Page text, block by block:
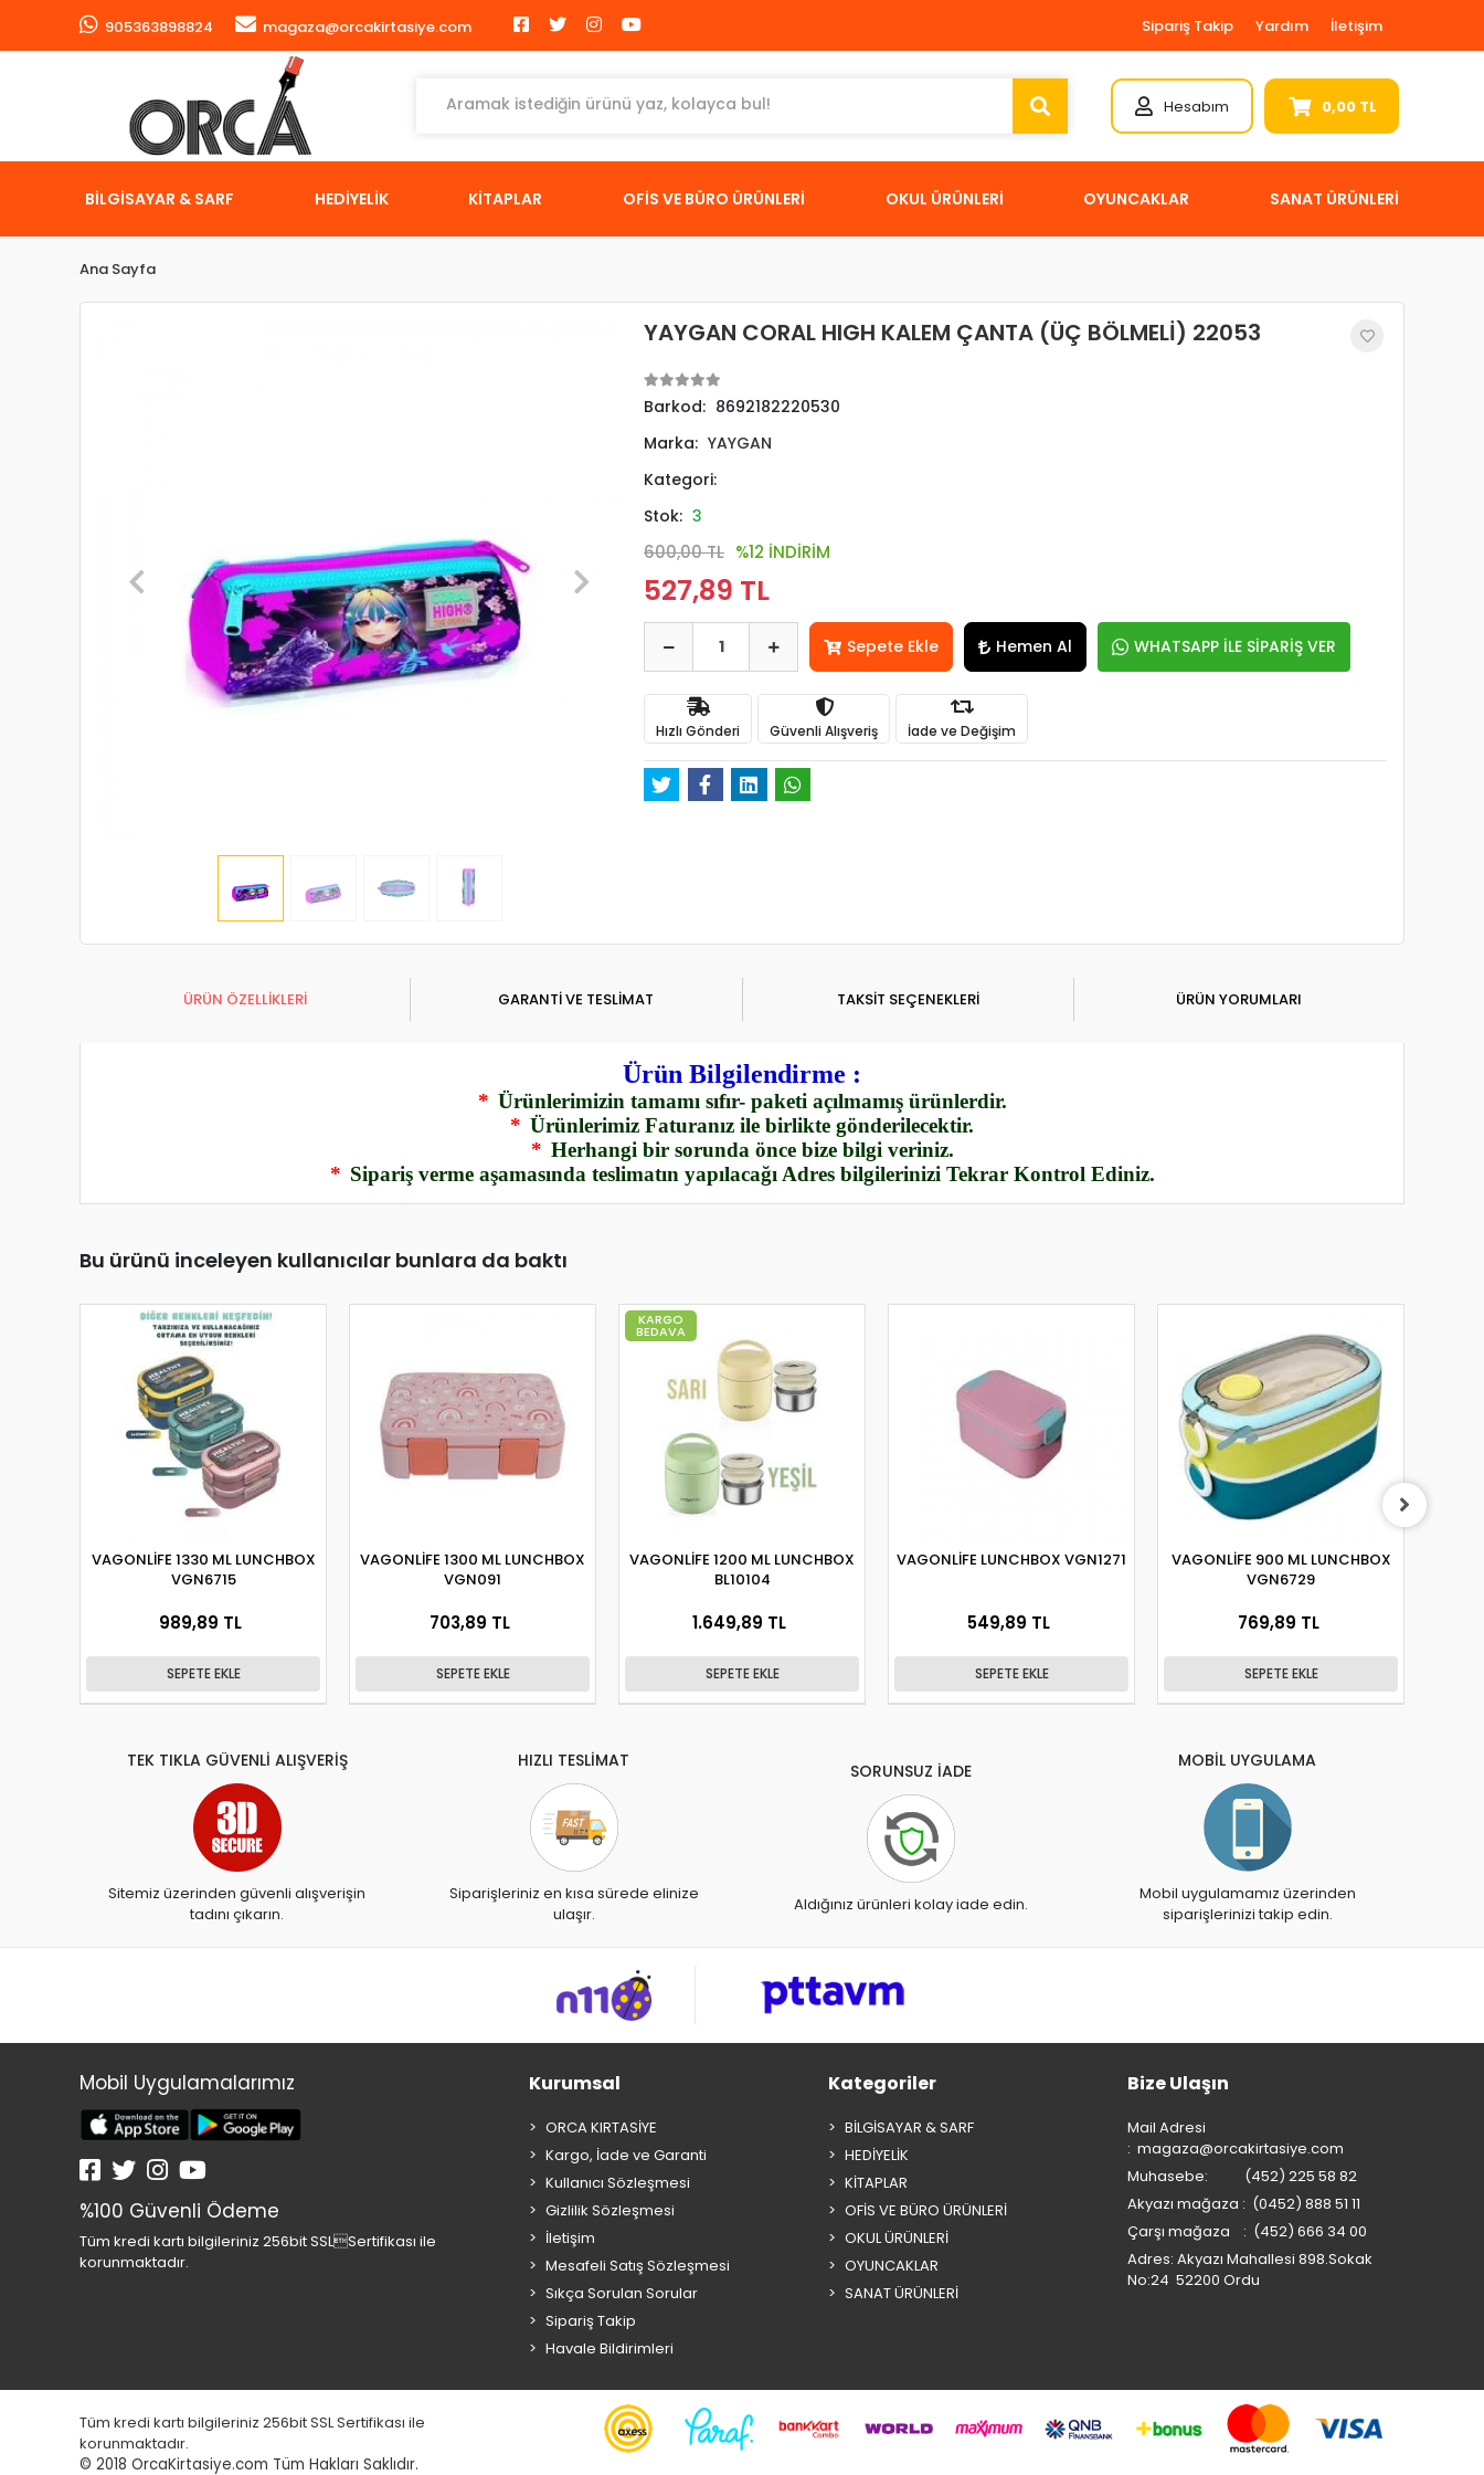
905363898824 magaza@orcakirtasiye.com Sipariş Takip Yardım İletişim
Hesabım 0,00 TL
BİLGİSAYAR & SARF HEDİYELİK KİTAPLAR OFİS VE BÜRO ÜRÜNLERİ OKUL ÜRÜNLERİ OYUNCAKLAR SANAT ÜRÜNLERİ
Ana Sayfa
YAYGAN CORAL HIGH KALEM ÇANTA (ÜÇ BÖLMELİ) 22053
Barkod: 8692182220530
Marka: YAYGAN
Kategori:
Stok: 3
600,00 TL %12 İNDİRİM
527,89 TL
Sepete Ekle Hemen Al WHATSAPP İLE SİPARİŞ VER
Hızlı Gönderi Güvenli Alışveriş İade ve Değişim
ÜRÜN ÖZELLİKLERİ GARANTİ VE TESLİMAT TAKSİT SEÇENEKLERİ ÜRÜN YORUMLARI
Ürün Bilgilendirme :
* Ürünlerimizin tamamı sıfır- paketi açılmamış ürünlerdir.
* Ürünlerimiz Faturanız ile birlikte gönderilecektir.
* Herhangi bir sorunda önce bize bilgi veriniz.
* Sipariş verme aşamasında teslimatın yapılacağı Adres bilgilerinizi Tekrar Kontrol Ediniz.
Bu ürünü inceleyen kullanıcılar bunlara da baktı
VAGONLİFE 1330 ML LUNCHBOX
VGN6715
989,89 TL
SEPETE EKLE
VAGONLİFE 1300 ML LUNCHBOX
VGN091
703,89 TL
SEPETE EKLE
KARGO
BEDAVA
VAGONLİFE 1200 ML LUNCHBOX
BL10104
1.649,89 TL
SEPETE EKLE
VAGONLİFE LUNCHBOX VGN1271
549,89 TL
SEPETE EKLE
VAGONLİFE 900 ML LUNCHBOX
VGN6729
769,89 TL
SEPETE EKLE
TEK TIKLA GÜVENLİ ALIŞVERİŞ
Sitemiz üzerinden güvenli alışverişin
tadını çıkarın.
HIZLI TESLİMAT
Siparişleriniz en kısa sürede elinize
ulaşır.
SORUNSUZ İADE
Aldığınız ürünleri kolay iade edin.
MOBİL UYGULAMA
Mobil uygulamamız üzerinden
siparişlerinizi takip edin.
Mobil Uygulamalarımız
%100 Güvenli Ödeme
Tüm kredi kartı bilgileriniz 256bit SSLSertifikası ile
korunmaktadır.
Kurumsal
ORCA KIRTASİYE
Kargo, İade ve Garanti
Kullanıcı Sözleşmesi
Gizlilik Sözleşmesi
İletişim
Mesafeli Satış Sözleşmesi
Sıkça Sorulan Sorular
Sipariş Takip
Havale Bildirimleri
Kategoriler
BİLGİSAYAR & SARF
HEDİYELİK
KİTAPLAR
OFİS VE BÜRO ÜRÜNLERİ
OKUL ÜRÜNLERİ
OYUNCAKLAR
SANAT ÜRÜNLERİ
Bize Ulaşın
Mail Adresi
: magaza@orcakirtasiye.com
Muhasebe: (452) 225 58 82
Akyazı mağaza : (0452) 888 51 11
Çarşı mağaza : (452) 666 34 00
Adres: Akyazı Mahallesi 898.Sokak
No:24 52200 Ordu
Tüm kredi kartı bilgileriniz 256bit SSL Sertifikası ile
korunmaktadır.
© 2018 OrcaKirtasiye.com Tüm Hakları Saklıdır.